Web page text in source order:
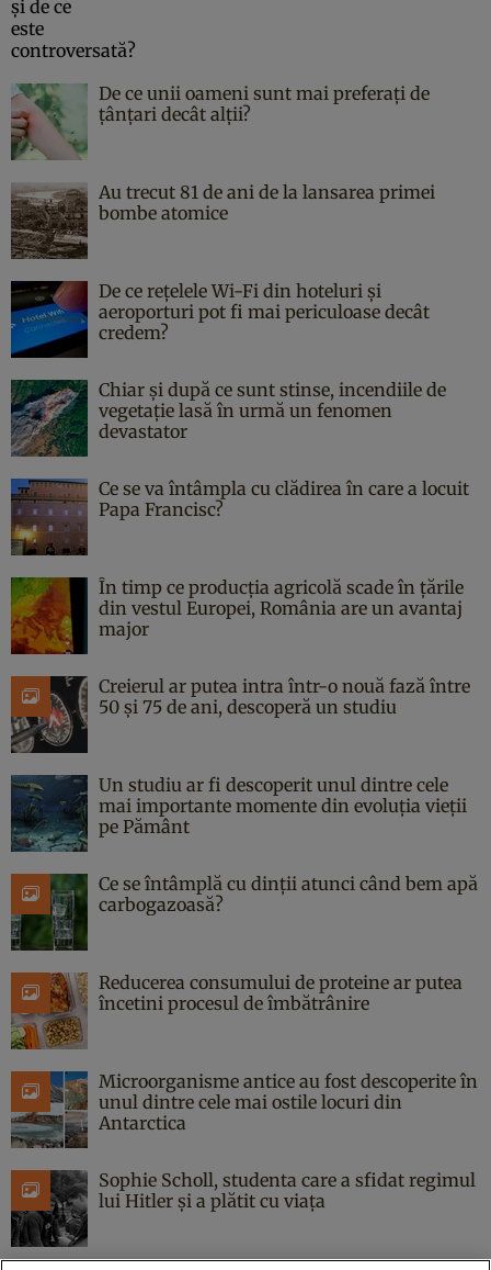
De ce unii oameni sunt mai preferați de
țânțari decât alții?
Au trecut 81 de ani de la lansarea primei
bombe atomice
De ce rețelele Wi-Fi din hoteluri și
aeroporturi pot fi mai periculoase decât
credem?
Chiar și după ce sunt stinse, incendiile de
vegetație lasă în urmă un fenomen
devastator
Ce se va întâmpla cu clădirea în care a locuit
Papa Francisc?
În timp ce producția agricolă scade în țările
din vestul Europei, România are un avantaj
major
Creierul ar putea intra într-o nouă fază între
50 și 75 de ani, descoperă un studiu
Un studiu ar fi descoperit unul dintre cele
mai importante momente din evoluția vieții
pe Pământ
Ce se întâmplă cu dinții atunci când bem apă
carbogazoasă?
Reducerea consumului de proteine ar putea
încetini procesul de îmbătrânire
Microorganisme antice au fost descoperite în
unul dintre cele mai ostile locuri din
Antarctica
Sophie Scholl, studenta care a sfidat regimul
lui Hitler și a plătit cu viața